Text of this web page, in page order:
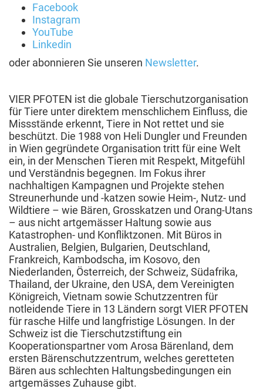
Facebook
Instagram
YouTube
Linkedin
oder abonnieren Sie unseren Newsletter.
VIER PFOTEN ist die globale Tierschutzorganisation
für Tiere unter direktem menschlichem Einfluss, die
Missstände erkennt, Tiere in Not rettet und sie
beschützt. Die 1988 von Heli Dungler und Freunden
in Wien gegründete Organisation tritt für eine Welt
ein, in der Menschen Tieren mit Respekt, Mitgefühl
und Verständnis begegnen. Im Fokus ihrer
nachhaltigen Kampagnen und Projekte stehen
Streunerhunde und -katzen sowie Heim-, Nutz- und
Wildtiere – wie Bären, Grosskatzen und Orang-Utans
– aus nicht artgemässer Haltung sowie aus
Katastrophen- und Konfliktzonen. Mit Büros in
Australien, Belgien, Bulgarien, Deutschland,
Frankreich, Kambodscha, im Kosovo, den
Niederlanden, Österreich, der Schweiz, Südafrika,
Thailand, der Ukraine, den USA, dem Vereinigten
Königreich, Vietnam sowie Schutzzentren für
notleidende Tiere in 13 Ländern sorgt VIER PFOTEN
für rasche Hilfe und langfristige Lösungen. In der
Schweiz ist die Tierschutzstiftung ein
Kooperationspartner vom Arosa Bärenland, dem
ersten Bärenschutzzentrum, welches geretteten
Bären aus schlechten Haltungsbedingungen ein
artgemässes Zuhause gibt.